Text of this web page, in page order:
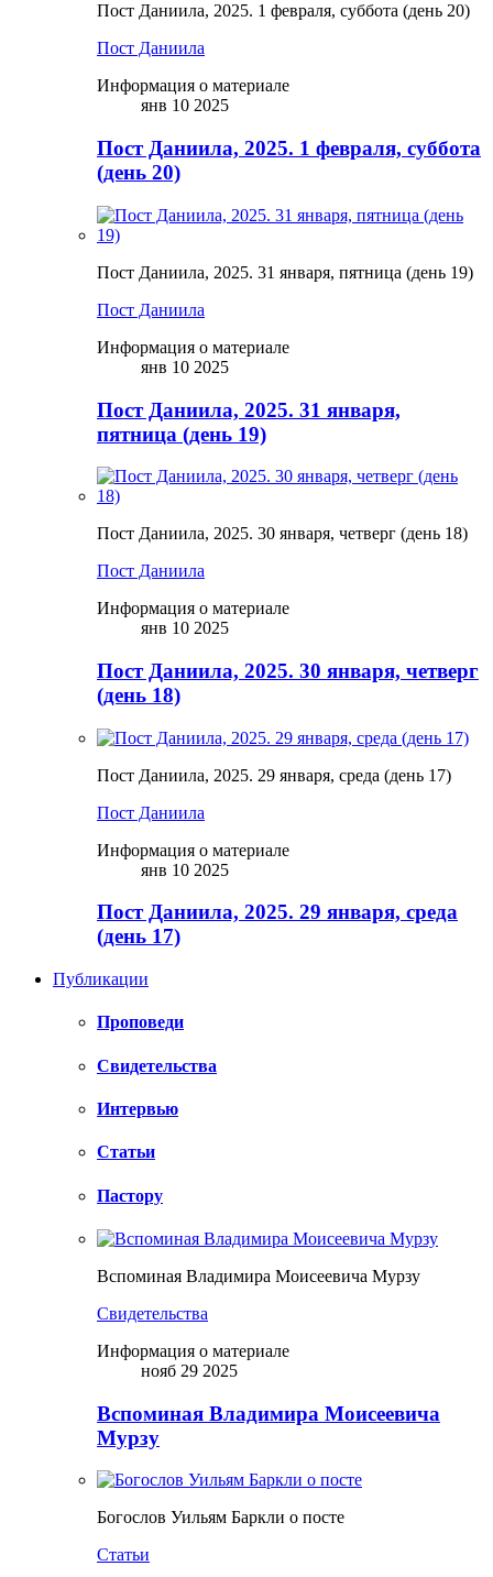
Пост Даниила, 2025. 1 февраля, суббота (день 20)
Пост Даниила
Информация о материале
янв 10 2025
Пост Даниила, 2025. 1 февраля, суббота
(день 20)
Пост Даниила, 2025. 31 января, пятница (день 19)
Пост Даниила
Информация о материале
янв 10 2025
Пост Даниила, 2025. 31 января,
пятница (день 19)
Пост Даниила, 2025. 30 января, четверг (день 18)
Пост Даниила
Информация о материале
янв 10 2025
Пост Даниила, 2025. 30 января, четверг
(день 18)
Пост Даниила, 2025. 29 января, среда (день 17)
Пост Даниила
Информация о материале
янв 10 2025
Пост Даниила, 2025. 29 января, среда
(день 17)
Публикации
Проповеди
Свидетельства
Интервью
Статьи
Пастору
Вспоминая Владимира Моисеевича Мурзу
Свидетельства
Информация о материале
нояб 29 2025
Вспоминая Владимира Моисеевича
Мурзу
Богослов Уильям Баркли о посте
Статьи